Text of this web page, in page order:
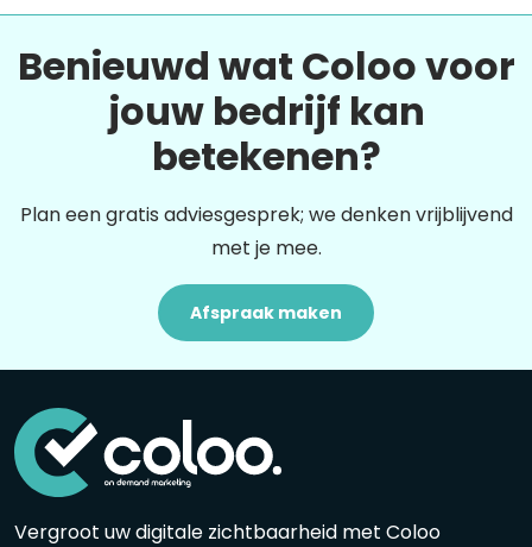
Benieuwd wat Coloo voor
jouw bedrijf kan
betekenen?
Plan een gratis adviesgesprek; we denken vrijblijvend
met je mee.
Afspraak maken
Vergroot uw digitale zichtbaarheid met Coloo